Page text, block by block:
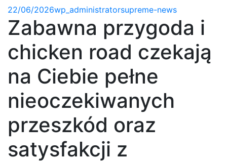
Posted
on
22/06/2026Author
wp_administratorCategories
supreme-news
Zabawna przygoda i
chicken road czekają
na Ciebie pełne
nieoczekiwanych
przeszkód oraz
satysfakcji z